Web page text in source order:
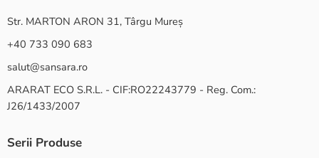
Str. MARTON ARON 31, Târgu Mureș
+40 733 090 683
salut@sansara.ro
ARARAT ECO S.R.L. - CIF:RO22243779 - Reg. Com.:
J26/1433/2007
Serii Produse